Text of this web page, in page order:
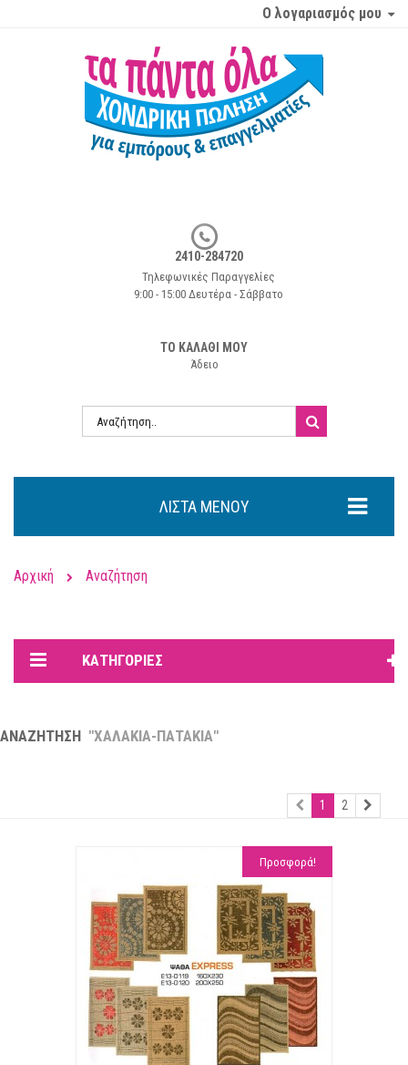
Ο λογαριασμός μου
2410-284720
Τηλεφωνικές Παραγγελίες
9:00 - 15:00 Δευτέρα - Σάββατο
ΤΟ ΚΑΛΑΘΙ ΜΟΥ
Άδειο
ΛΊΣΤΑ ΜΕΝΟΎ
Αρχική Αναζήτηση
ΚΑΤΗΓΟΡΊΕΣ
ΑΝΑΖΉΤΗΣΗ "ΧΑΛΑΚΙΑ-ΠΑΤΑΚΙΑ"
1 2
Προσφορά!